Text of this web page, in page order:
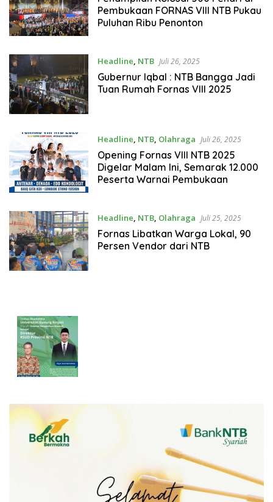
Pembukaan FORNAS VIII NTB Pukau
Puluhan Ribu Penonton
Headline, NTB Juli 26, 2025
Gubernur Iqbal : NTB Bangga Jadi
Tuan Rumah Fornas VIII 2025
Headline, NTB, Olahraga Juli 26, 2025
Opening Fornas VIII NTB 2025
Digelar Malam Ini, Semarak 12.000
Peserta Warnai Pembukaan
Headline, NTB, Olahraga Juli 25, 2025
Fornas Libatkan Warga Lokal, 90
Persen Vendor dari NTB